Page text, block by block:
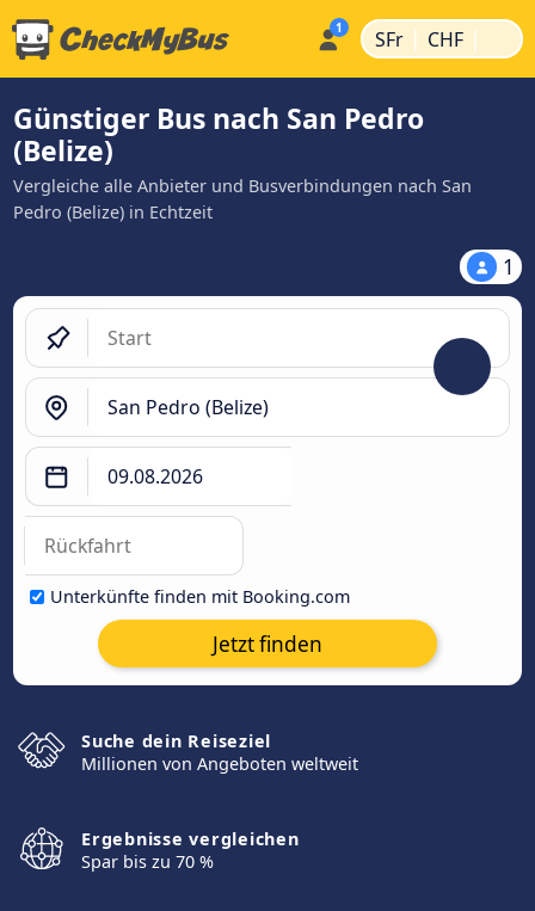
SFr | CHF |
Günstiger Bus nach San Pedro
(Belize)
Vergleiche alle Anbieter und Busverbindungen nach San
Pedro (Belize) in Echtzeit
1
Unterkünfte finden mit Booking.com
Jetzt finden
Suche dein Reiseziel
Millionen von Angeboten weltweit
Ergebnisse vergleichen
Spar bis zu 70 %